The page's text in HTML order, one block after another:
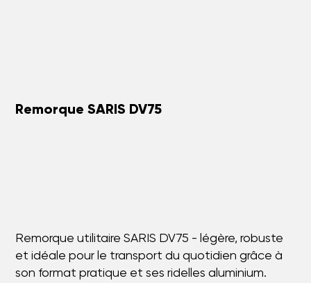
Remorque SARIS DV75
Remorque utilitaire SARIS DV75 - légère, robuste
et idéale pour le transport du quotidien grâce à
son format pratique et ses ridelles aluminium.